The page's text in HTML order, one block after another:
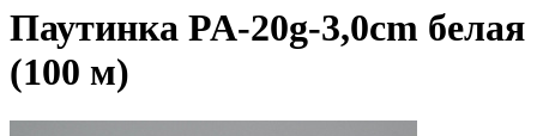
Паутинка PA-20g-3,0сm белая
(100 м)